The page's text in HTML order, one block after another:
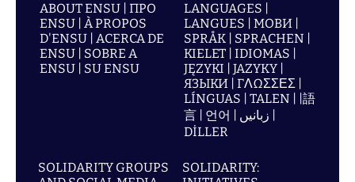
ABOUT ENSU | ПРО
ENSU | À PROPOS
D'ENSU | ACERCA DE
ENSU | SOBRE A
ENSU | SU ENSU
LANGUAGES |
LANGUES | МОВИ |
SPRÅK | SPRACHEN |
KIELET | IDIOMAS |
JĘZYKI | JAZYKY |
ЯЗЫКИ | ΓΛΩΣΣΕΣ |
LÍNGUAS | TALEN | |語
言 | 언어 | زبانیں |
DİLLER
SOLIDARITY GROUPS
SOLIDARITY: